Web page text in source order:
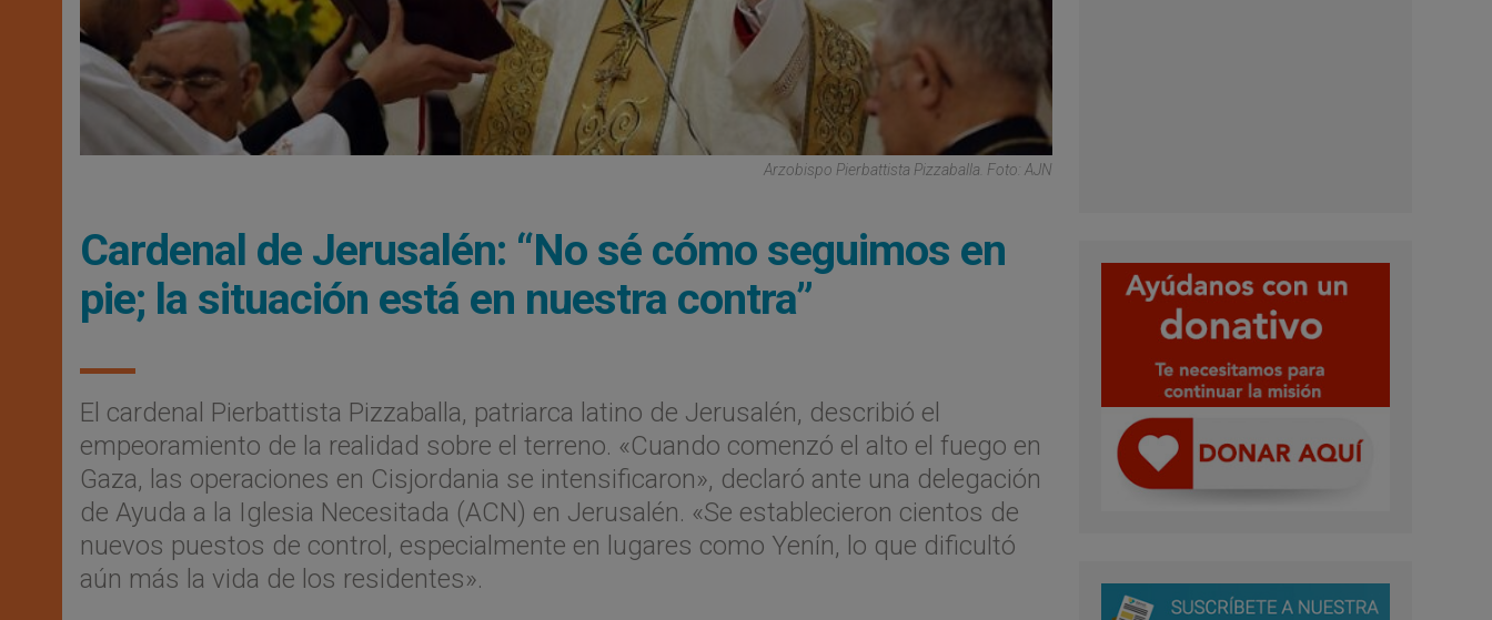
Arzobispo Pierbattista Pizzaballa. Foto: AJN
Cardenal de Jerusalén: “No sé cómo seguimos en
pie; la situación está en nuestra contra”
El cardenal Pierbattista Pizzaballa, patriarca latino de Jerusalén, describió el
empeoramiento de la realidad sobre el terreno. «Cuando comenzó el alto el fuego en
Gaza, las operaciones en Cisjordania se intensificaron», declaró ante una delegación
de Ayuda a la Iglesia Necesitada (ACN) en Jerusalén. «Se establecieron cientos de
nuevos puestos de control, especialmente en lugares como Yenín, lo que dificultó
aún más la vida de los residentes».